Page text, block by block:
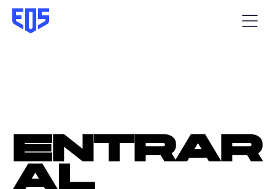
entrar
al